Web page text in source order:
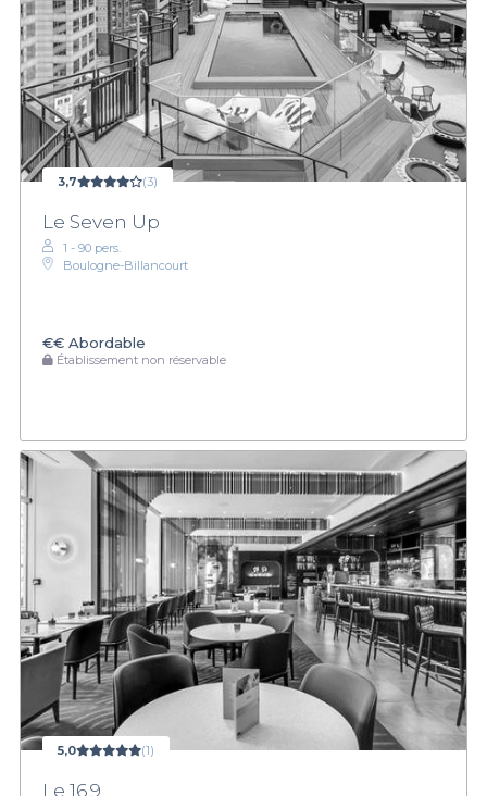
3,7 (3)
Le Seven Up
1 - 90 pers.
Boulogne-Billancourt
€€ Abordable
Établissement non réservable
5,0 (1)
Le 16.9